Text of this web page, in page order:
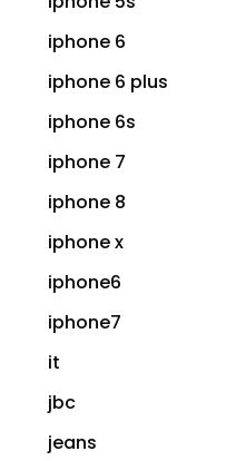
iphone 6
iphone 6 plus
iphone 6s
iphone 7
iphone 8
iphone x
iphone6
iphone7
it
jbc
jeans